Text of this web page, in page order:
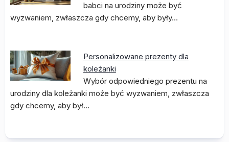
babci na urodziny może być
wyzwaniem, zwłaszcza gdy chcemy, aby były…
Personalizowane prezenty dla
koleżanki
Wybór odpowiedniego prezentu na
urodziny dla koleżanki może być wyzwaniem, zwłaszcza
gdy chcemy, aby był…